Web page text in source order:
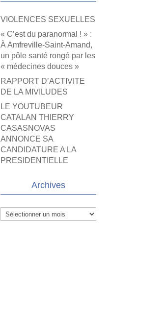
VIOLENCES SEXUELLES
« C’est du paranormal ! » :
À Amfreville-Saint-Amand,
un pôle santé rongé par les
« médecines douces »
RAPPORT D’ACTIVITE
DE LA MIVILUDES
LE YOUTUBEUR
CATALAN THIERRY
CASASNOVAS
ANNONCE SA
CANDIDATURE A LA
PRESIDENTIELLE
Archives
Archives